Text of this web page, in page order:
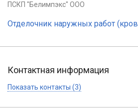
ПСКП "Белимпэкс" ООО
Отделочник наружных работ
Контактная информация
Показать контакты (3)